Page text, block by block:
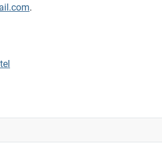
.
- It's ON! Inderdaad! +10